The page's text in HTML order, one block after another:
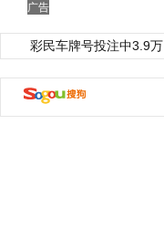
广告
彩民车牌号投注中3.9万